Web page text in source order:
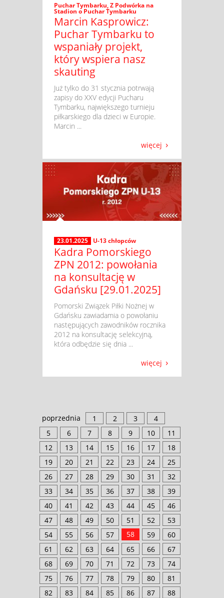
Puchar Tymbarku,Z Podwórka na
Stadion o Puchar Tymbarku
Marcin Kasprowicz:
Puchar Tymbarku to
wspaniały projekt,
który wspiera nasz
skauting
​ Już tylko do 31 stycznia potrwają
zapisy do XXV edycji Pucharu
Tymbarku, największego turnieju
piłkarskiego dla dzieci w Europie.
Marcin ...
więcej
23.01.2025 U-13 chłopców
Kadra Pomorskiego
ZPN 2012: powołania
na konsultację w
Gdańsku [29.01.2025]
​ Pomorski Związek Piłki Nożnej w
Gdańsku zawiadamia o powołaniu
następujących zawodników rocznika
2012 na konsultację selekcyjną,
która odbędzie się dnia ...
więcej
poprzednia 1 2 3
4
5
6 7 8 9 10
11
12
13 14 15 16 17
18
19
20 21 22 23 24
25
26
27 28 29 30 31
32
33
34 35 36 37 38
39
40
41 42 43 44 45
46
47
48 49 50 51 52
53
54
55 56 57 58 59
60
61
62 63 64 65 66
67
68
69 70 71 72 73
74
75
76 77 78 79 80
81
82
83 84 85 86 87
88